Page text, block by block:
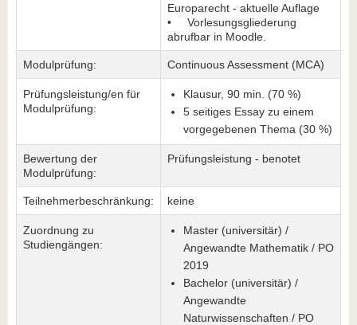
Europarecht - aktuelle Auflage
• Vorlesungsgliederung
abrufbar in Moodle.
Modulprüfung: Continuous Assessment (MCA)
Prüfungsleistung/en für
Modulprüfung:
Klausur, 90 min. (70 %)
5 seitiges Essay zu einem
vorgegebenen Thema (30 %)
Bewertung der
Modulprüfung:
Prüfungsleistung - benotet
Teilnehmerbeschränkung: keine
Zuordnung zu
Studiengängen:
Master (universitär) /
Angewandte Mathematik / PO
2019
Bachelor (universitär) /
Angewandte
Naturwissenschaften / PO